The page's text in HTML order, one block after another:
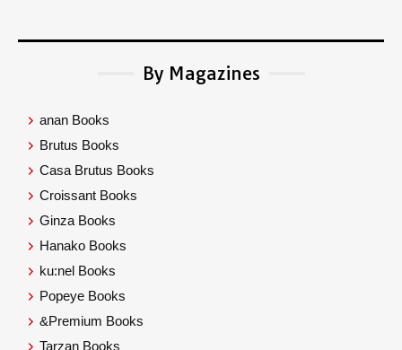
By Magazines
anan Books
Brutus Books
Casa Brutus Books
Croissant Books
Ginza Books
Hanako Books
ku:nel Books
Popeye Books
&Premium Books
Tarzan Books